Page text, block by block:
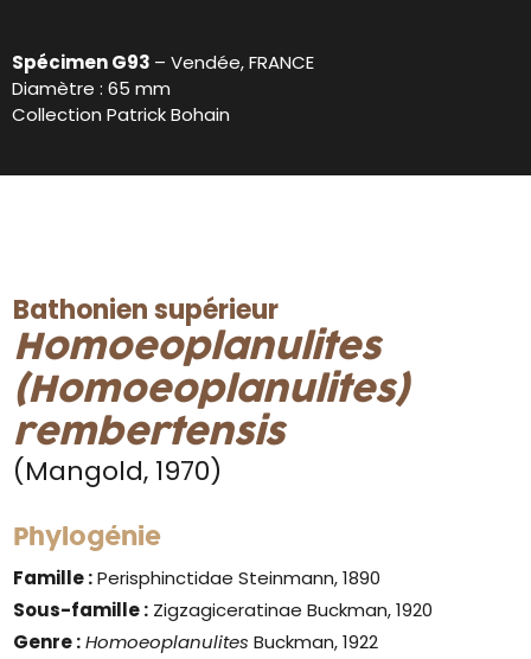
Spécimen G93 – Vendée, FRANCE
Diamètre : 65 mm
Collection Patrick Bohain
Bathonien supérieur
Homoeoplanulites
(Homoeoplanulites)
rembertensis
(Mangold, 1970)
Phylogénie
Famille :Perisphinctidae Steinmann, 1890
Sous-famille : Zigzagiceratinae Buckman, 1920
Genre: Homoeoplanulites Buckman, 1922